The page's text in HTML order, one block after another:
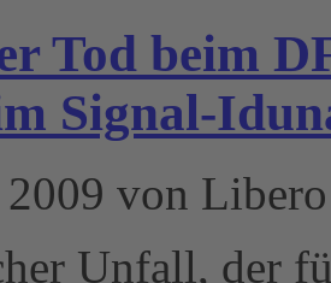
Tod beim
Signal-
2009 von Libero
Unfall, der